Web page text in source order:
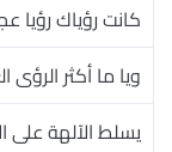
كانت رؤياك رؤيا
ويا ما أكثر الرؤى
يسلط الآلهة على